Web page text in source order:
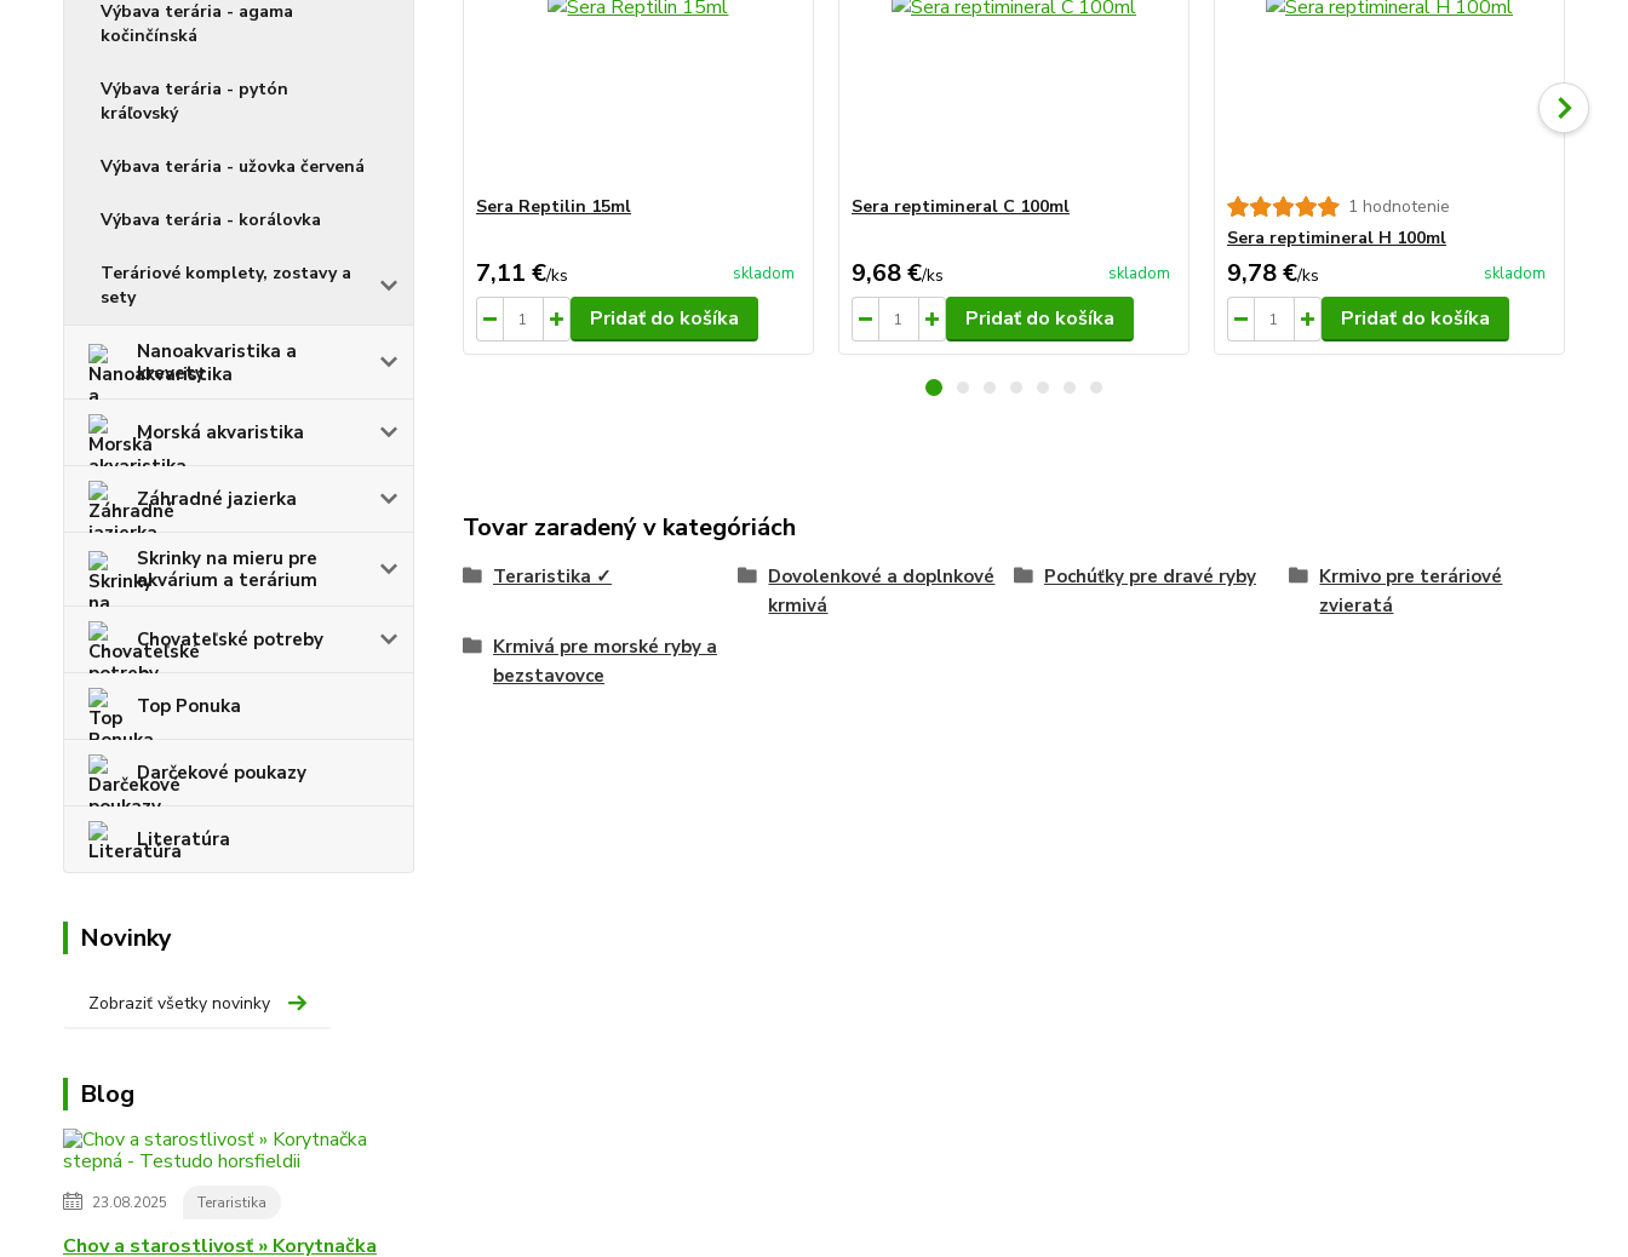
Výbava terária - agama
kočinčínská
Výbava terária - pytón
kráľovský
Výbava terária - užovka červená
Výbava terária - korálovka
Teráriové komplety, zostavy a
sety
Nanoakvaristika a
krevety
Morská akvaristika
Záhradné jazierka
Skrinky na mieru pre
akvárium a terárium
Chovateľské potreby
Top Ponuka
Darčekové poukazy
Literatúra
Novinky
Zobraziť všetky novinky
Blog
23.08.2025 Teraristika
Chov a starostlivosť » Korytnačka
Sera Reptilin 15ml
7,11 €/ks skladom
Pridať do košíka
Sera reptimineral C 100ml
9,68 €/ks skladom
Pridať do košíka
1 hodnotenie
Sera reptimineral H 100ml
9,78 €/ks skladom
Pridať do košíka
Tovar zaradený v kategóriách
Teraristika ✓
Dovolenkové a doplnkové
krmivá
Pochúťky pre dravé ryby
Krmivo pre teráriové
zvieratá
Krmivá pre morské ryby a
bezstavovce